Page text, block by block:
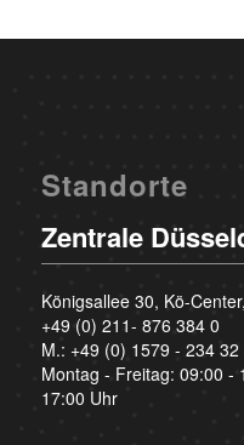
Standorte
Zentrale
Königsallee 30, Kö-
+49 (0) 211- 876 384 0
M.: +49 (0) 1579 - 234 32
Montag - Freitag: 09:00 -
17:00 Uhr